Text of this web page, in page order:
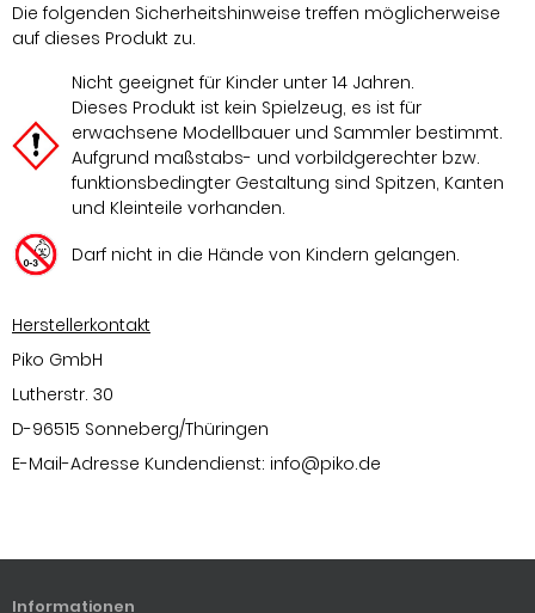
Die folgenden Sicherheitshinweise treffen möglicherweise
auf dieses Produkt zu.
Nicht geeignet für Kinder unter 14 Jahren.
Dieses Produkt ist kein Spielzeug, es ist für
erwachsene Modellbauer und Sammler bestimmt.
Aufgrund maßstabs- und vorbildgerechter bzw.
funktionsbedingter Gestaltung sind Spitzen, Kanten
und Kleinteile vorhanden.
Darf nicht in die Hände von Kindern gelangen.
Herstellerkontakt
Piko GmbH
Lutherstr. 30
D-96515 Sonneberg/Thüringen
E-Mail-Adresse Kundendienst: info@piko.de
Informationen